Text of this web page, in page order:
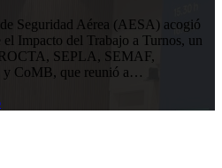
Seguridad Aérea (AESA) acogió
el Impacto del Trabajo a Turnos, un
SEPLA, SEMAF,
CoMB, que reunió a…